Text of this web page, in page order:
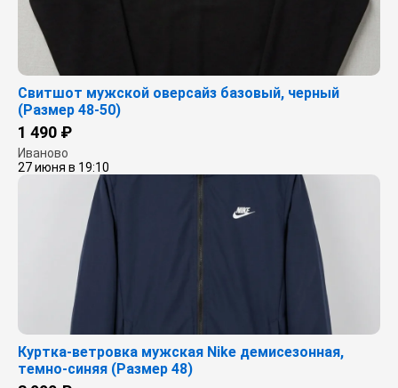
Свитшот мужской оверсайз базовый, черный
(Размер 48-50)
1 490 ₽
Иваново
27 июня в 19:10
Куртка-ветровка мужская Nike демисезонная,
темно-синяя (Размер 48)